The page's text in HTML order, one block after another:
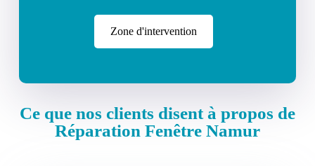
Zone d'intervention
Ce que nos clients disent à propos de
Réparation Fenêtre Namur